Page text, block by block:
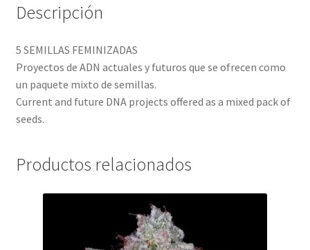
Descripción
5 SEMILLAS FEMINIZADAS
Proyectos de ADN actuales y futuros que se ofrecen como
un paquete mixto de semillas.
Current and future DNA projects offered as a mixed pack of
seeds.
Productos relacionados